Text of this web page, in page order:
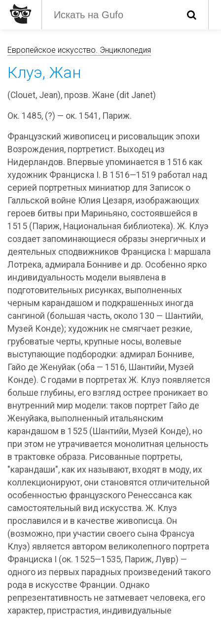
Европейское искусство. Энциклопедия
Клуэ, Жан
(Clouet, Jean), прозв. Жане (dit Janet)
Ок. 1485, (?) — ок. 1541, Париж.
Французский живописец и рисовальщик эпохи
Возрождения, портретист. Выходец из
Нидерландов. Впервые упоминается в 1516 как
художник Франциска I. В 1516—1519 работал над
серией портретных миниатюр для Записок о
Галльской войне Юлия Цезаря, изображающих
героев битвы при Мариньяно, состоявшейся в
1515 (Париж, Национальная библиотека). Ж. Клуэ
создает запоминающиеся образы энергичных и
деятельных сподвижников Франциска I: маршала
Лотрека, адмирала Бонниве и др. Особенно ярко
индивидуальность модели выявлена в
подготовительных рисунках, выполненных
черным карандашом и подкрашенных иногда
сангиной (большая часть, около 130 — Шантийи,
Музей Конде); художник не смягчает резкие,
грубоватые черты, крупные носы, волевые
выступающие подбородки: адмирал Бонниве,
Гайо де Женуйак (оба — 1516, Шантийи, Музей
Конде). С годами в портретах Ж. Клуэ появляется
больше глубины, его взгляд острее проникает во
внутренний мир модели: таков портрет Гайо де
Женуйака, выполненный итальянским
карандашом в 1525 (Шантийи, Музей Конде), но
при этом не утрачивается монолитная цельность
в трактовке образа. Рисованные портреты,
"карандаши", как их называют, входят в моду, их
коллекционируют, они становятся отличительной
особенностью французского Ренессанса как
самостоятельный вид искусства. Ж. Клуэ
прославился и в качестве живописца. Он
(возможно, при участии своего сына Франсуа
Клуэ) является автором великолепного портрета
Франциска I (ок. 1525—1535, Париж, Лувр) —
одного из первых парадных произведений такого
рода в искусстве Франции. Однако
репрезентативность не затмевает человека, его
характер, пристрастия, индивидуальные